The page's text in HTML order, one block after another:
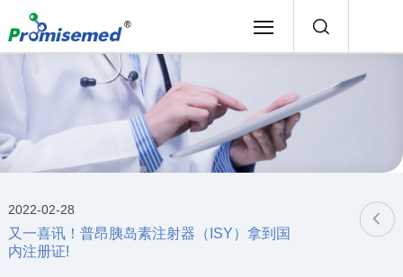
2022-02-28
又一喜讯！普昂胰岛素注射器（ISY）拿到国
内注册证!